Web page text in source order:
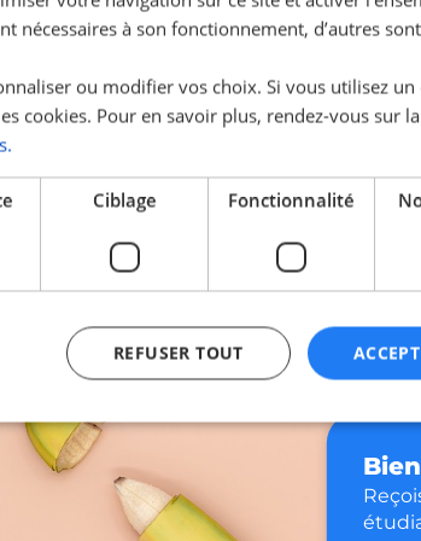
afin de mieux te préparer aux
physiques et psychiques qui en
nécessaires à son fonctionnement, d’autres
ou modifier vos choix. Si vous utilisez
cookies. Pour en savoir plus, rendez-vous sur
Ciblage Fonctionnalité
REFUSER TOUT
Performance Ciblage Non classifiés
des fonctionnalités de base du site Web telles que la connexion
être utilisé correctement sans les cookies strictement